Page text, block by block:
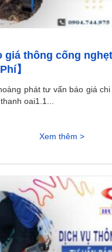
giá thông cống
】
phát tư vấn báo giá
oai1.1...
Xem thêm >